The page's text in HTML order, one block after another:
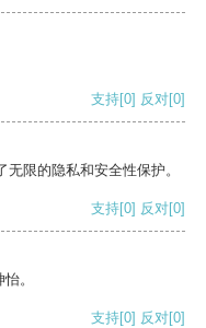
支持[0] 反对[0]
限的隐私和安全性保护。
支持[0] 反对[0]
。
支持[0] 反对[0]